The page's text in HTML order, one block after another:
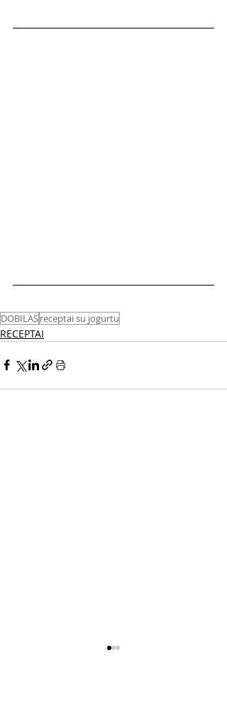
DOBILASreceptai su jogurtu
RECEPTAI